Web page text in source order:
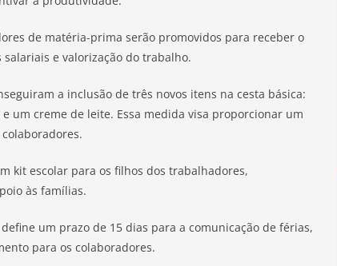
de matéria-prima serão promovidos para receber o
e valorização do trabalho.
a inclusão de três novos itens na cesta básica:
um creme de leite. Essa medida visa proporcionar um
kit escolar para os filhos dos trabalhadores,
às famílias.
um prazo de 15 dias para a comunicação de férias,
para os colaboradores.
Campanha Salarial 2025-2026 começa
com mobilização nas portas das